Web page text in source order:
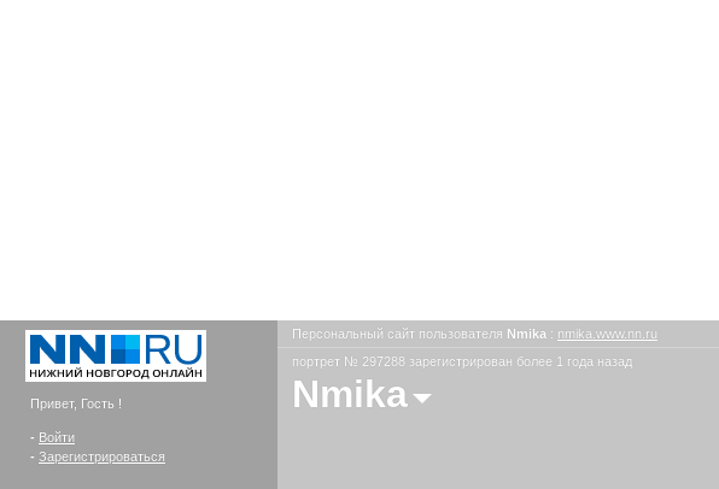
Привет, Гость !
- Войти
- Зарегистрироваться
Персональный сайт пользователя Nmika : nmika.www.nn.ru
портрет № 297288 зарегистрирован более 1 года назад
Nmika